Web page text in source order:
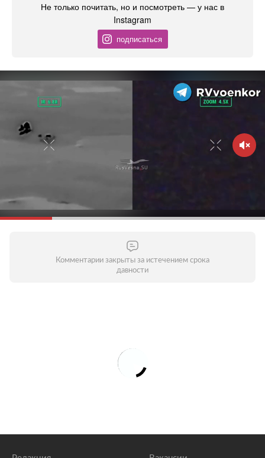
Не только почитать, но и посмотреть — у нас в
Instagram
подписаться
Комментарии закрыты за истечением срока
давности